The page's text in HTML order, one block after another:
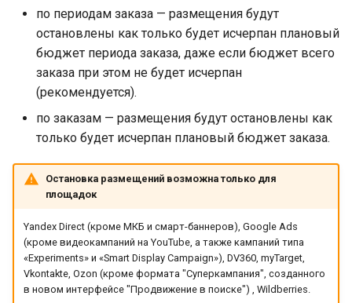
по периодам заказа — размещения будут
остановлены как только будет исчерпан плановый
бюджет периода заказа, даже если бюджет всего
заказа при этом не будет исчерпан
(рекомендуется).
по заказам — размещения будут остановлены как
только будет исчерпан плановый бюджет заказа.
Остановка размещений возможна только для
площадок
Yandex Direct (кроме МКБ и смарт-баннеров), Google Ads
(кроме видеокампаний на YouTube, а также кампаний типа
«Experiments» и «Smart Display Campaign»), DV360, myTarget,
Vkontakte, Ozon (кроме формата "Суперкампания", созданного
в новом интерфейсе "Продвижение в поиске") , Wildberries.